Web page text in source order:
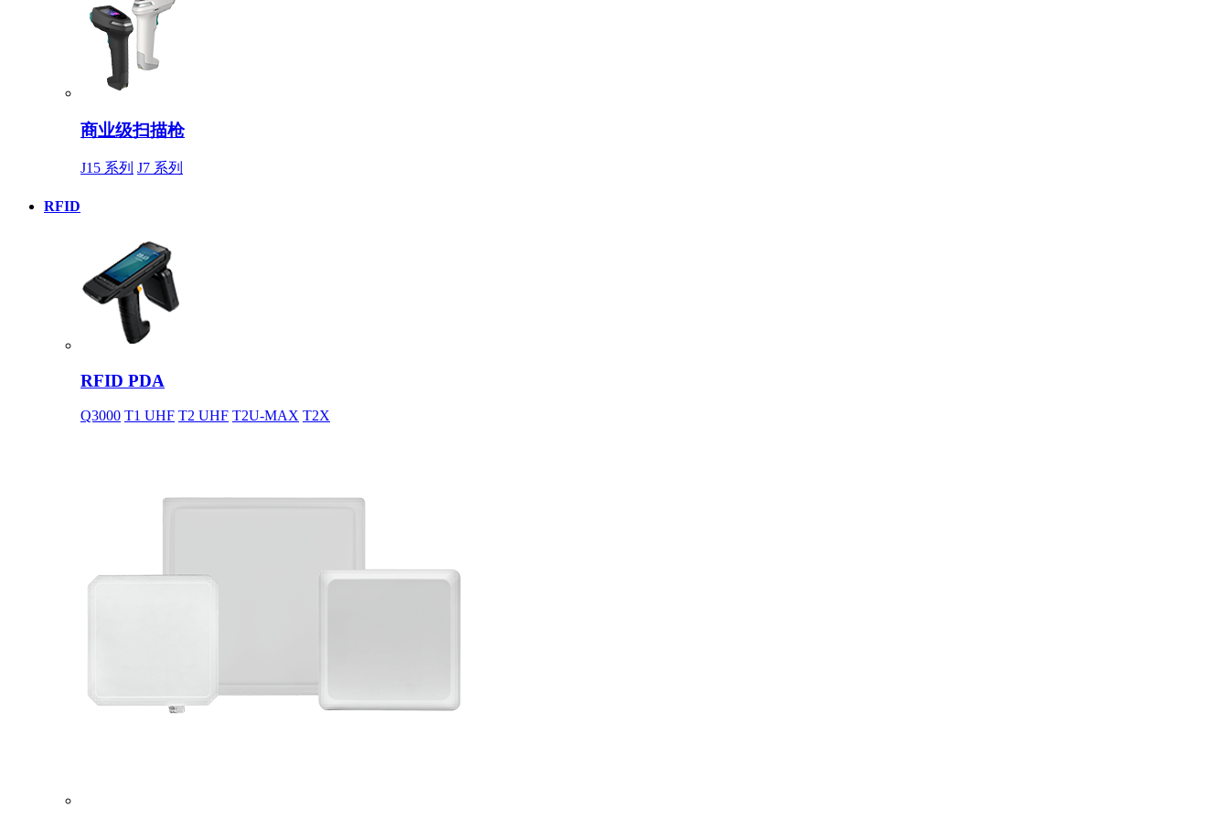
商业级扫描枪
J15 系列 J7 系列
RFID
RFID PDA
Q3000 T1 UHF T2 UHF T2U-MAX T2X